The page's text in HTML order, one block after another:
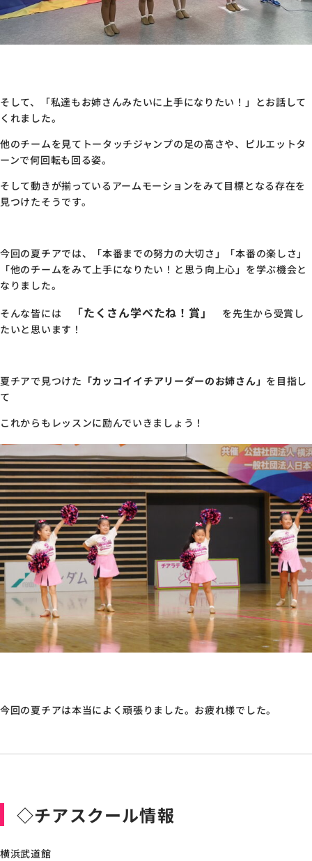
そして、「私達もお姉さんみたいに上手になりたい！」とお話して
くれました。
他のチームを見てトータッチジャンプの足の高さや、ピルエットタ
ーンで何回転も回る姿。
そして動きが揃っているアームモーションをみて目標となる存在を
見つけたそうです。
今回の夏チアでは、「本番までの努力の大切さ」「本番の楽しさ」
「他のチームをみて上手になりたい！と思う向上心」を学ぶ機会と
なりました。
そんな皆には
「たくさん学べたね！賞」
を先生から受賞し
たいと思います！
夏チアで見つけた 「カッコイイチアリーダーのお姉さん」 を目指し
て
これからもレッスンに励んでいきましょう！
今回の夏チアは本当によく頑張りました。お疲れ様でした。
◇チアスクール情報
横浜武道館